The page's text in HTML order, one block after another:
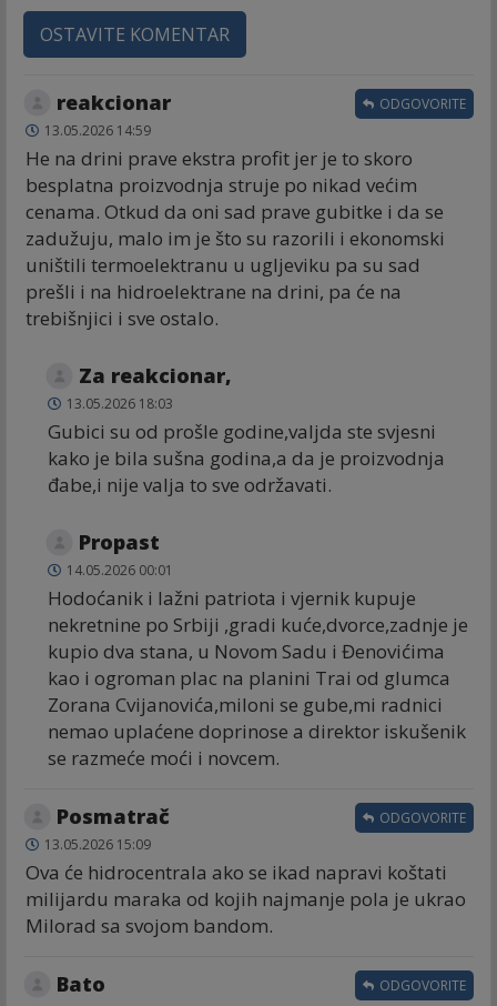
OSTAVITE KOMENTAR
reakcionar
13.05.2026 14:59
He na drini prave ekstra profit jer je to skoro
besplatna proizvodnja struje po nikad većim
cenama. Otkud da oni sad prave gubitke i da se
zadužuju, malo im je što su razorili i ekonomski
uništili termoelektranu u ugljeviku pa su sad
prešli i na hidroelektrane na drini, pa će na
trebišnjici i sve ostalo.
ODGOVORITE
Za reakcionar,
13.05.2026 18:03
Gubici su od prošle godine,valjda ste svjesni
kako je bila sušna godina,a da je proizvodnja
đabe,i nije valja to sve održavati.
Propast
14.05.2026 00:01
Hodoćanik i lažni patriota i vjernik kupuje
nekretnine po Srbiji ,gradi kuće,dvorce,zadnje je
kupio dva stana, u Novom Sadu i Đenovićima
kao i ogroman plac na planini Trai od glumca
Zorana Cvijanovića,miloni se gube,mi radnici
nemao uplaćene doprinose a direktor iskušenik
se razmeće moći i novcem.
Posmatrač
13.05.2026 15:09
Ova će hidrocentrala ako se ikad napravi koštati
milijardu maraka od kojih najmanje pola je ukrao
Milorad sa svojom bandom.
ODGOVORITE
Bato ODGOVORITE